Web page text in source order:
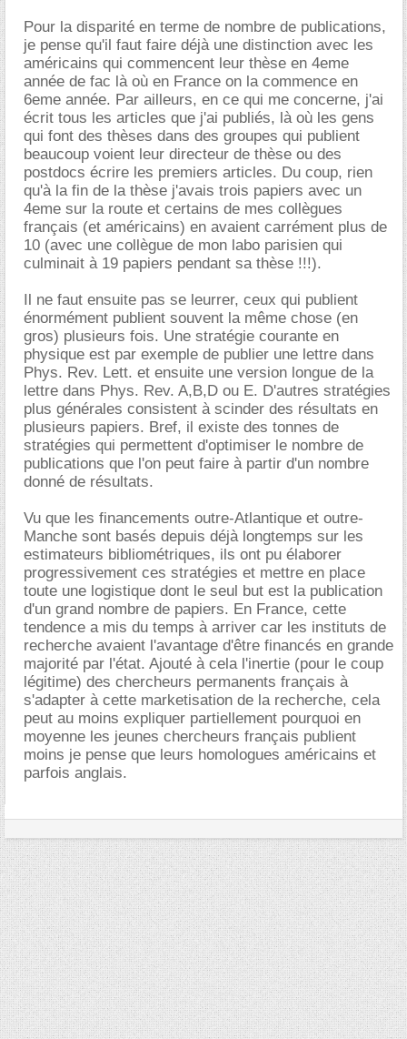
Pour la disparité en terme de nombre de publications,
je pense qu'il faut faire déjà une distinction avec les
américains qui commencent leur thèse en 4eme
année de fac là où en France on la commence en
6eme année. Par ailleurs, en ce qui me concerne, j'ai
écrit tous les articles que j'ai publiés, là où les gens
qui font des thèses dans des groupes qui publient
beaucoup voient leur directeur de thèse ou des
postdocs écrire les premiers articles. Du coup, rien
qu'à la fin de la thèse j'avais trois papiers avec un
4eme sur la route et certains de mes collègues
français (et américains) en avaient carrément plus de
10 (avec une collègue de mon labo parisien qui
culminait à 19 papiers pendant sa thèse !!!).
Il ne faut ensuite pas se leurrer, ceux qui publient
énormément publient souvent la même chose (en
gros) plusieurs fois. Une stratégie courante en
physique est par exemple de publier une lettre dans
Phys. Rev. Lett. et ensuite une version longue de la
lettre dans Phys. Rev. A,B,D ou E. D'autres stratégies
plus générales consistent à scinder des résultats en
plusieurs papiers. Bref, il existe des tonnes de
stratégies qui permettent d'optimiser le nombre de
publications que l'on peut faire à partir d'un nombre
donné de résultats.
Vu que les financements outre-Atlantique et outre-
Manche sont basés depuis déjà longtemps sur les
estimateurs bibliométriques, ils ont pu élaborer
progressivement ces stratégies et mettre en place
toute une logistique dont le seul but est la publication
d'un grand nombre de papiers. En France, cette
tendence a mis du temps à arriver car les instituts de
recherche avaient l'avantage d'être financés en grande
majorité par l'état. Ajouté à cela l'inertie (pour le coup
légitime) des chercheurs permanents français à
s'adapter à cette marketisation de la recherche, cela
peut au moins expliquer partiellement pourquoi en
moyenne les jeunes chercheurs français publient
moins je pense que leurs homologues américains et
parfois anglais.